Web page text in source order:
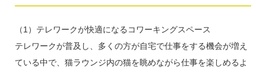
（1）テレワークが快適になるコワーキングスペース
テレワークが普及し、多くの方が自宅で仕事をする機会が増え
ている中で、猫ラウンジ内の猫を眺めながら仕事を楽しめるよ